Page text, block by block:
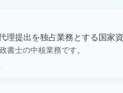
理提出を独占業務とする国家
書士の中核業務です。